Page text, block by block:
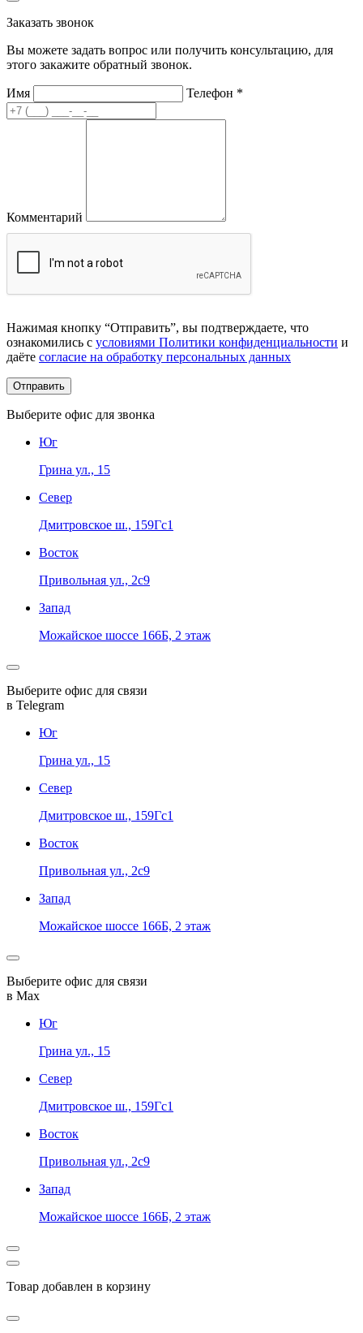
Заказать звонок
Вы можете задать вопрос или получить консультацию, для
этого закажите обратный звонок.
Имя Телефон *
Комментарий
Нажимая кнопку “Отправить”, вы подтверждаете, что
ознакомились с условиями Политики конфиденциальности и
даёте согласие на обработку персональных данных
Выберите офис для звонка
Юг
Грина ул., 15
Север
Дмитровское ш., 159Гс1
Восток
Привольная ул., 2с9
Запад
Можайское шоссе 166Б, 2 этаж
Выберите офис для связи
в Telegram
Юг
Грина ул., 15
Север
Дмитровское ш., 159Гс1
Восток
Привольная ул., 2с9
Запад
Можайское шоссе 166Б, 2 этаж
Выберите офис для связи
в Max
Юг
Грина ул., 15
Север
Дмитровское ш., 159Гс1
Восток
Привольная ул., 2с9
Запад
Можайское шоссе 166Б, 2 этаж
Товар добавлен в корзину